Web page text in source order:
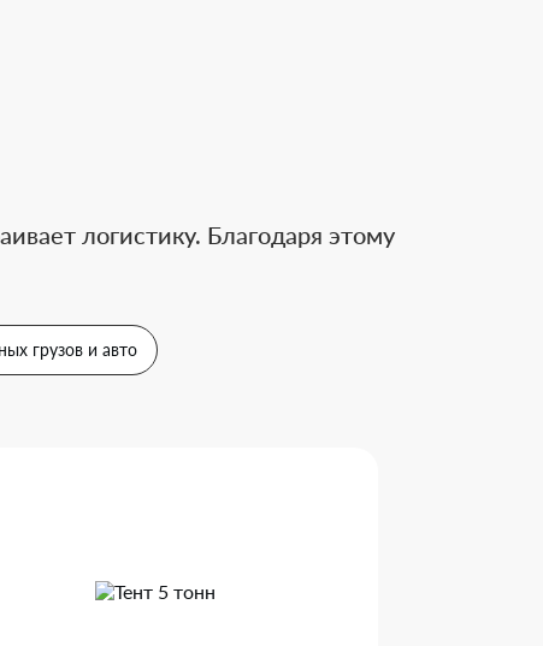
логистику. Благодаря этому
грузов и авто